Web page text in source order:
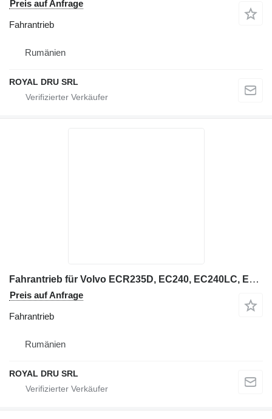
Preis auf Anfrage
Fahrantrieb
Rumänien
ROYAL DRU SRL
Fahrantrieb für Volvo ECR235D, EC240, EC240LC, EC240LR Bagger
Preis auf Anfrage
Fahrantrieb
Rumänien
ROYAL DRU SRL